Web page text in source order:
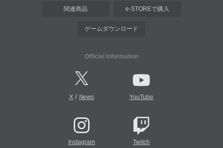
関連商品 e-STOREで購入
ゲームダウンロード
Official Information
X/ News YouTube
Instagram Twitch